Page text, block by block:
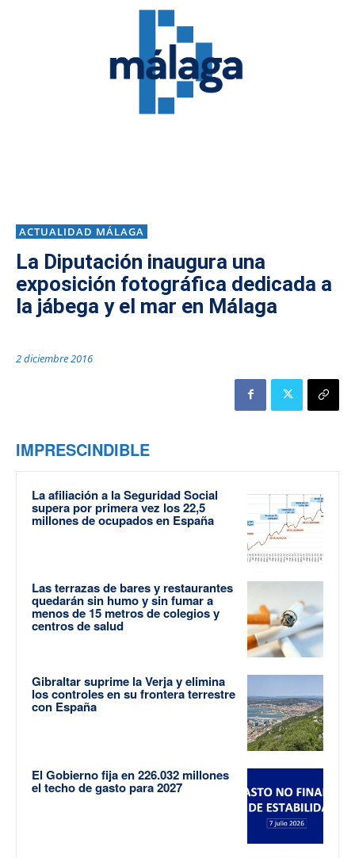
ACTUALIDAD MÁLAGA
La Diputación inaugura una
exposición fotográfica dedicada a
la jábega y el mar en Málaga
2 diciembre 2016
IMPRESCINDIBLE
La afiliación a la Seguridad Social
supera por primera vez los 22,5
millones de ocupados en España
Las terrazas de bares y restaurantes
quedarán sin humo y sin fumar a
menos de 15 metros de colegios y
centros de salud
Gibraltar suprime la Verja y elimina
los controles en su frontera terrestre
con España
El Gobierno fija en 226.032 millones
el techo de gasto para 2027